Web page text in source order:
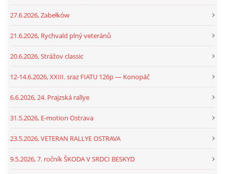
27.6.2026, Zabełków
21.6.2026, Rychvald plný veteránů
20.6.2026, Strážov classic
12-14.6.2026, XXIII. sraz FIATU 126p — Konopáč
6.6.2026, 24. Prajzská rallye
31.5.2026, E-motion Ostrava
23.5.2026, VETERAN RALLYE OSTRAVA
9.5.2026, 7. ročník ŠKODA V SRDCI BESKYD